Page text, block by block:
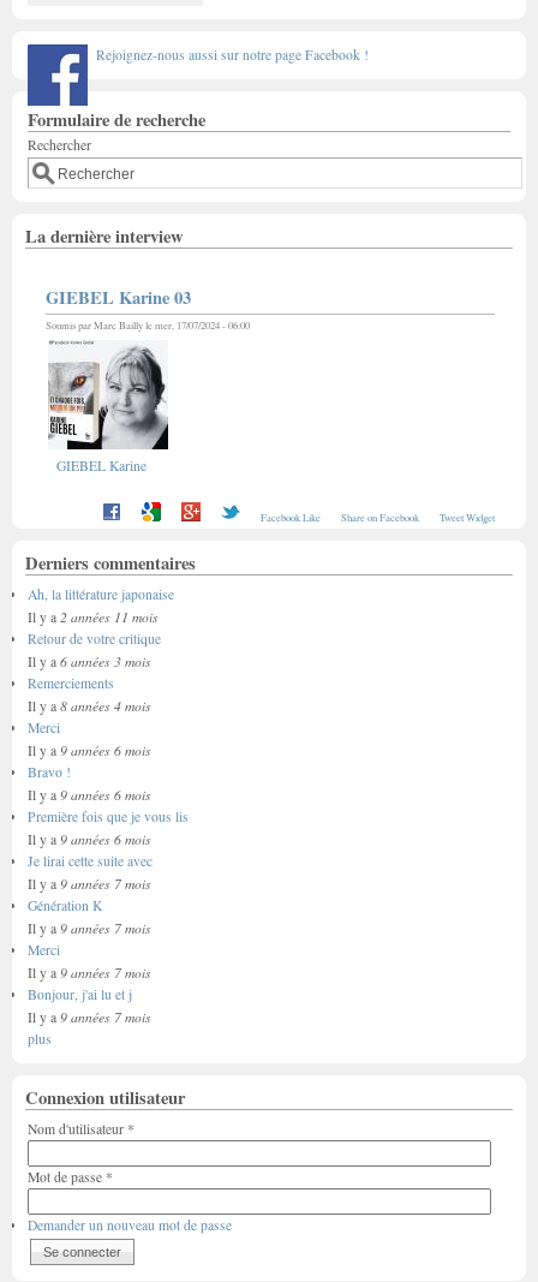
Rejoignez-nous aussi sur notre page Facebook !
Formulaire de recherche
Rechercher
La dernière interview
GIEBEL Karine 03
Soumis parMarc Baillyle mer, 17/07/2024 - 06:00
GIEBEL Karine
Facebook Like Share on Facebook Tweet Widget
Derniers commentaires
Ah, la littérature japonaise
Il y a 2 années 11 mois
Retour de votre critique
Il y a 6 années 3 mois
Remerciements
Il y a 8 années 4 mois
Merci
Il y a 9 années 6 mois
Bravo !
Il y a 9 années 6 mois
Première fois que je vous lis
Il y a 9 années 6 mois
Je lirai cette suite avec
Il y a 9 années 7 mois
Génération K
Il y a 9 années 7 mois
Merci
Il y a 9 années 7 mois
Bonjour, j'ai lu et j
Il y a 9 années 7 mois
plus
Connexion utilisateur
Nom d'utilisateur *
Mot de passe *
Demander un nouveau mot de passe